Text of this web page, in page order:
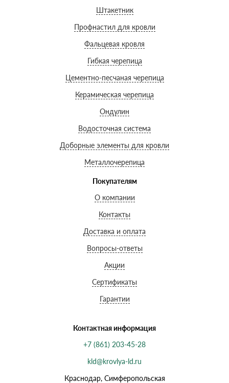
Штакетник
Профнастил для кровли
Фальцевая кровля
Гибкая черепица
Цементно-песчаная черепица
Керамическая черепица
Ондулин
Водосточная система
Доборные элементы для кровли
Металлочерепица
Покупателям
О компании
Контакты
Доставка и оплата
Вопросы-ответы
Акции
Сертификаты
Гарантии
Контактная информация
+7 (861) 203-45-28
kld@krovlya-ld.ru
Краснодар, Симферопольская